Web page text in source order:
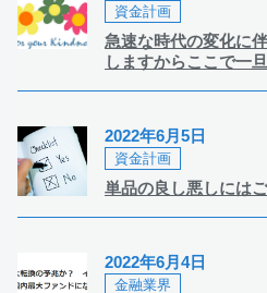
急速な時代の変化に
しますからここで一旦
資金計画
単品の良し悪しには
資金計画
2022年6月5日
金融業界
2022年6月4日